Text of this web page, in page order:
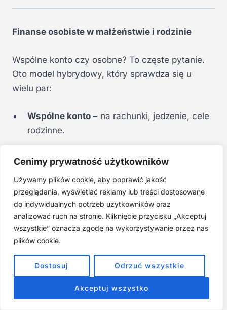
Cenimy prywatność użytkowników
Używamy plików cookie, aby poprawić jakość
przeglądania, wyświetlać reklamy lub treści dostosowane
do indywidualnych potrzeb użytkowników oraz
analizować ruch na stronie. Kliknięcie przycisku „Akceptuj
wszystkie” oznacza zgodę na wykorzystywanie przez nas
plików cookie.
Dostosuj Odrzuć wszystkie
Akceptuj wszystko
Finanse osobiste w małżeństwie i rodzinie
Wspólne konto czy osobne? To częste pytanie.
Oto model hybrydowy, który sprawdza się u
wielu par:
Wspólne konto – na rachunki, jedzenie, cele
rodzinne.
osobiste potrzeby.
Kluczem jestkomunikacja i przejrzystość. Brak
rozmów o pieniądzach to jeden z głównych
powodów rozwodów.
Ubezpieczenia – które warto mieć, które nie